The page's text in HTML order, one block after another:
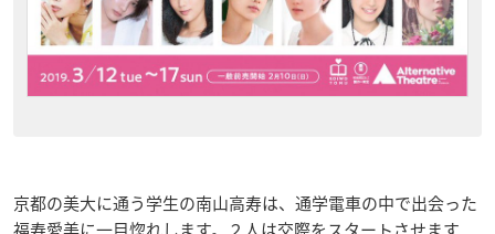
京都の美大に通う学生の南山高寿は、通学電車の中で出会った